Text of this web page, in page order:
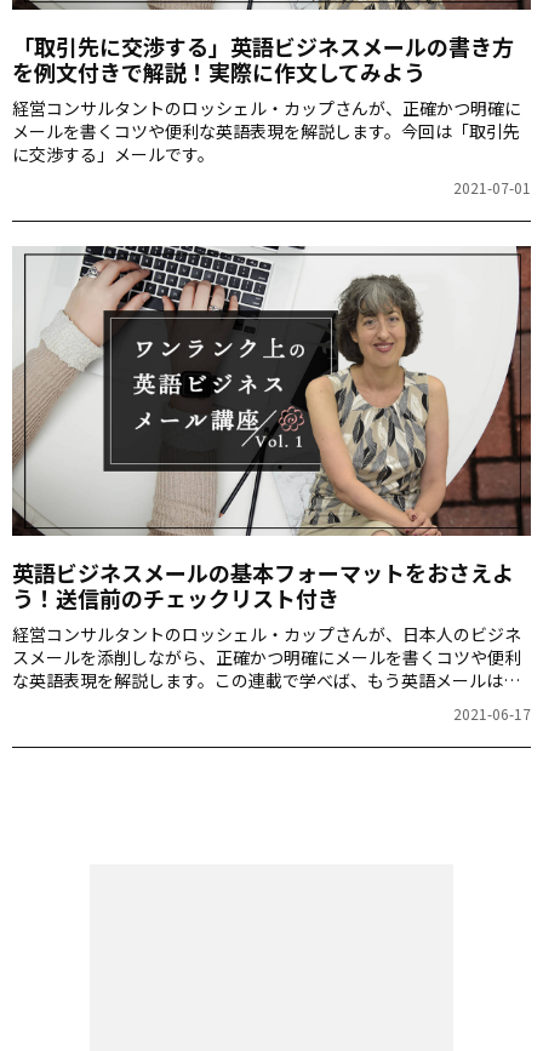
「取引先に交渉する」英語ビジネスメールの書き方
を例文付きで解説！実際に作文してみよう
経営コンサルタントのロッシェル・カップさんが、正確かつ明確に
メールを書くコツや便利な英語表現を解説します。今回は「取引先
に交渉する」メールです。
2021-07-01
英語ビジネスメールの基本フォーマットをおさえよ
う！送信前のチェックリスト付き
経営コンサルタントのロッシェル・カップさんが、日本人のビジネ
スメールを添削しながら、正確かつ明確にメールを書くコツや便利
な英語表現を解説します。この連載で学べば、もう英語メールは怖
2021-06-17